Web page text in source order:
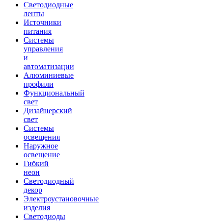
Светодиодные
ленты
Источники
питания
Системы
управления
и
автоматизации
Алюминиевые
профили
Функциональный
свет
Дизайнерский
свет
Системы
освещения
Наружное
освещение
Гибкий
неон
Светодиодный
декор
Электроустановочные
изделия
Светодиоды